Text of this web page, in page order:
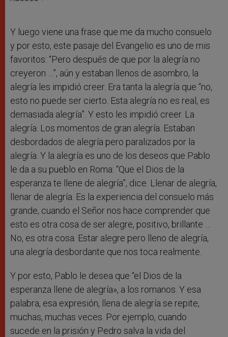
Y luego viene una frase que me da mucho consuelo
y por esto, este pasaje del Evangelio es uno de mis
favoritos: “Pero después de que por la alegría no
creyeron …”, aún y estaban llenos de asombro, la
alegría les impidió creer. Era tanta la alegría que “no,
esto no puede ser cierto. Esta alegría no es real, es
demasiada alegría”. Y esto les impidió creer. La
alegría. Los momentos de gran alegría. Estaban
desbordados de alegría pero paralizados por la
alegría. Y la alegría es uno de los deseos que Pablo
le da a su pueblo en Roma: “Que el Dios de la
esperanza te llene de alegría”, dice. Llenar de alegría,
llenar de alegría. Es la experiencia del consuelo más
grande, cuando el Señor nos hace comprender que
esto es otra cosa de ser alegre, positivo, brillante …
No, es otra cosa. Estar alegre pero lleno de alegría,
una alegría desbordante que nos toca realmente.
Y por esto, Pablo le desea que “el Dios de la
esperanza llene de alegría», a los romanos. Y esa
palabra, esa expresión, llena de alegría se repite,
muchas, muchas veces. Por ejemplo, cuando
sucede en la prisión y Pedro salva la vida del